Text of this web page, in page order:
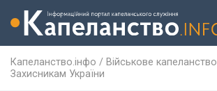
Капеланство.інфо / Військове капеланство
Захисникам України